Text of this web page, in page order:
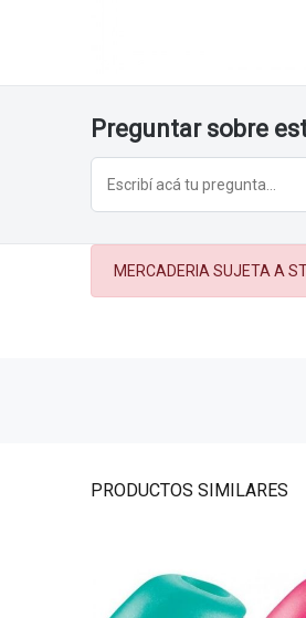
Preguntar sobre
MERCADERIA SUJETA A
PRODUCTOS SIMILARES